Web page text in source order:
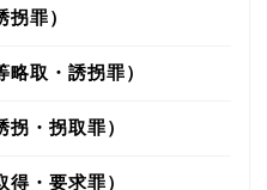
罪）
取・誘拐罪）
・拐取罪）
・要求罪）